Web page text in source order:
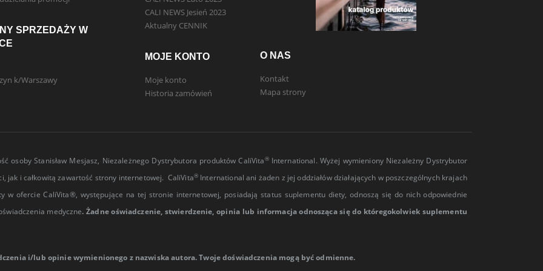
SPRZEDAŻY W
k/Warszawy
CALI NEWS Jesień 2023
Aktualny CENNIK
MOJE KONTO
Moje konto
Historia zamówień
O NAS
Kontakt
Mapa strony
osoby Stanisław Mesjasz, Niezależnego Dystrybutora produktów CaliVita®International. Wyżej wymieniony Niezależny Dystrybutor
jak i całkowitą zawartość strony internetowej. CaliVita® International ani żaden z jej oddziałów działających w poszczególnych krajach
w ofercie CaliVita®, występujące na tej stronie internetowej, posiadają status suplementu diety, odnoszą się do nich odpowiednie
medyczne.Żadne oświadczenie, stwierdzenie, opinia lub informacja odnosząca się do któregokolwiek suplementu
i/lub opinie wymienionego z nazwiska autora. Twoje doświadczenia mogą być odmienne.